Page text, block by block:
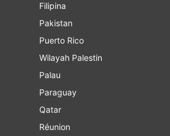
Filipina
Pakistan
Puerto Rico
Wilayah Palestin
Palau
Paraguay
Qatar
Réunion